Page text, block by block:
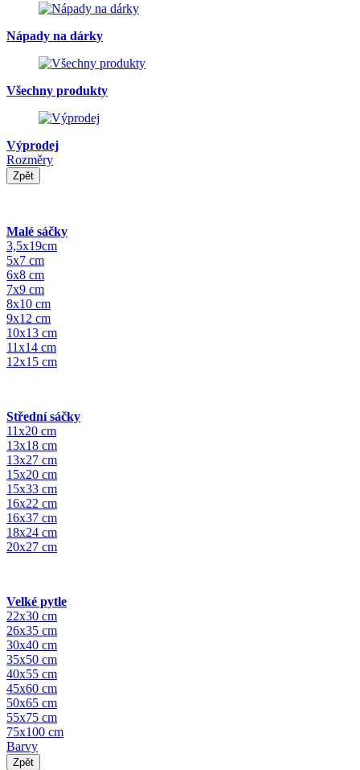
Nápady na dárky
Všechny produkty
Výprodej
Rozměry
Zpět
Malé sáčky
3,5x19cm
5x7 cm
6x8 cm
7x9 cm
8x10 cm
9x12 cm
10x13 cm
11x14 cm
12x15 cm
Střední sáčky
11x20 cm
13x18 cm
13x27 cm
15x20 cm
15x33 cm
16x22 cm
16x37 cm
18x24 cm
20x27 cm
Velké pytle
22x30 cm
26x35 cm
30x40 cm
35x50 cm
40x55 cm
45x60 cm
50x65 cm
55x75 cm
75x100 cm
Barvy
Zpět